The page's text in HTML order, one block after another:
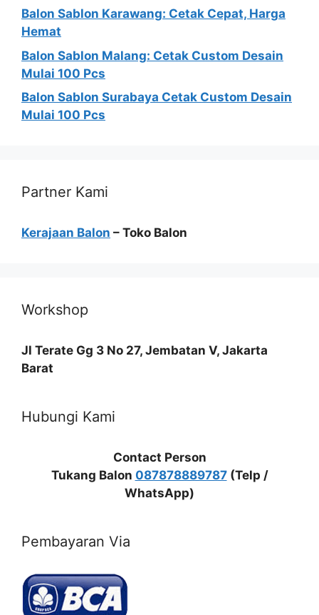
Balon Sablon Karawang: Cetak Cepat, Harga
Hemat
Balon Sablon Malang: Cetak Custom Desain
Mulai 100 Pcs
Balon Sablon Surabaya Cetak Custom Desain
Mulai 100 Pcs
Partner Kami
Kerajaan Balon – Toko Balon
Workshop
Jl Terate Gg 3 No 27, Jembatan V, Jakarta
Barat
Hubungi Kami
Contact Person
Tukang Balon 087878889787(Telp /
WhatsApp)
Pembayaran Via